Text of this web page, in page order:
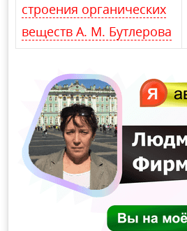
строения органических
веществ А. М. Бутлерова